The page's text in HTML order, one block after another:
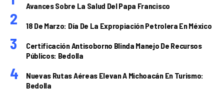
Avances Sobre La Salud Del Papa Francisco
18 De Marzo: Día De La Expropiación Petrolera En México
Certificación Antisoborno Blinda Manejo De Recursos
Públicos: Bedolla
Nuevas Rutas Aéreas Elevan A Michoacán En Turismo:
Bedolla